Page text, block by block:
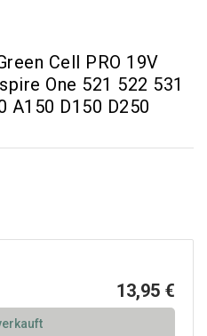
Cell PRO 19V
One 521 522 531
A150 D150 D250
13,95 €